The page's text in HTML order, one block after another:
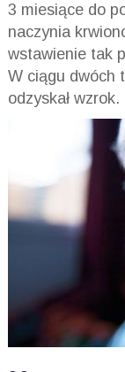
3 miesiące do
naczynia
wstawienie tak
W ciągu dwóch
odzyskał wzrok.